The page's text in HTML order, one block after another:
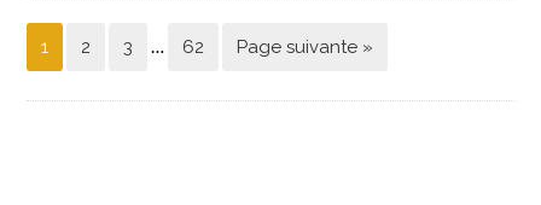
1 2 3 … 62 Page suivante »